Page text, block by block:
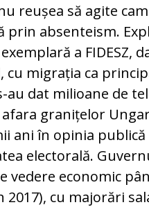
reușea să agite
prin absenteism.
a FIDESZ,
cu migrația ca
dat milioane de
granițelor
ani în opinia
electorală.
vedere economic
2017), cu majorări